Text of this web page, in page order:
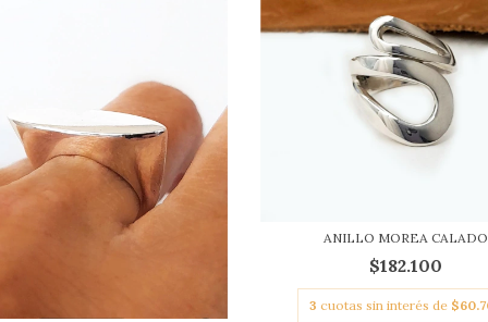
ANILLO MOREA CALADO
$182.100
3 cuotas sin interés de